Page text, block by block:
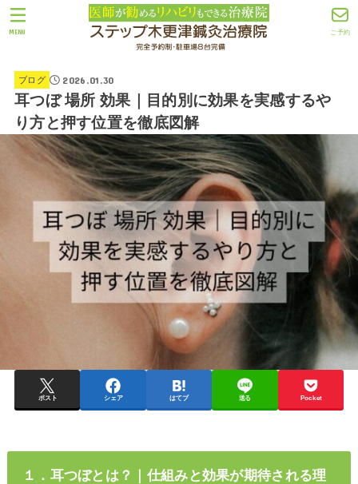
ご予約
MENU
ブログ 2026.01.30
耳つぼ 場所 効果｜目的別に効果を実感するや
り方と押す位置を徹底図解
ポスト シェア はてブ 送る Pocket
１．耳つぼとは？｜仕組みと効果が期待される理